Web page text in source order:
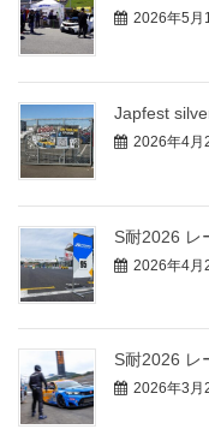
2026年5月
Japfest
2026年4月
S耐2026 レ
2026年4月
S耐2026 レ
2026年3月